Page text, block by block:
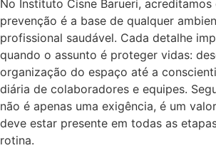
No Instituto Cisne Barueri, acreditamos
prevenção é a base de qualquer
profissional saudável. Cada detalhe
quando o assunto é proteger vidas:
organização do espaço até a
diária de colaboradores e equipes.
não é apenas uma exigência, é um
deve estar presente em todas as
rotina.